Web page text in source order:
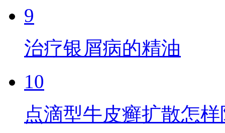
9
治疗银屑病的精油
10
点滴型牛皮癣扩散怎